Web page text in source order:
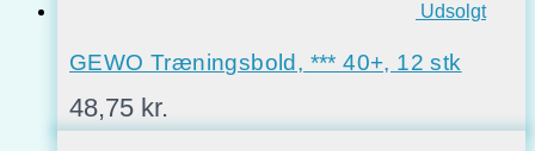
Udsolgt
GEWO Træningsbold, *** 40+, 12 stk
48,75 kr.